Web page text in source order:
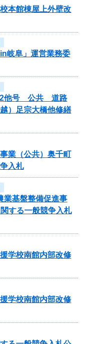
本館棟屋上外壁改
岐阜」運営業務委
2他号 公共 道路
）足宗大橋他修繕
業（公共）奥千町
入札
業基盤整備促進事
する一般競争入札
学校南館内部改修
学校南館内部改修